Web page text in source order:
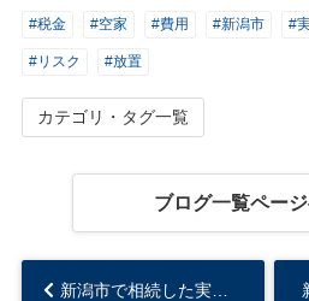
#税金 #空家 #費用 #新潟市 #
#リスク #放置
カテゴリ・タグ一覧
ブログ一覧ペー
新潟市で相続した実家どうする？売るか残すかの判断軸を整理...